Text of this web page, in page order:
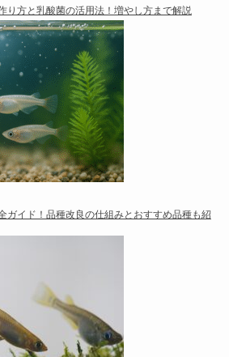
り方と乳酸菌の活用法！増やし方まで解説
ガイド！品種改良の仕組みとおすすめ品種も紹